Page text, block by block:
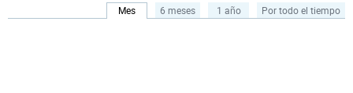
Mes 6 meses 1 año Por todo el tiempo